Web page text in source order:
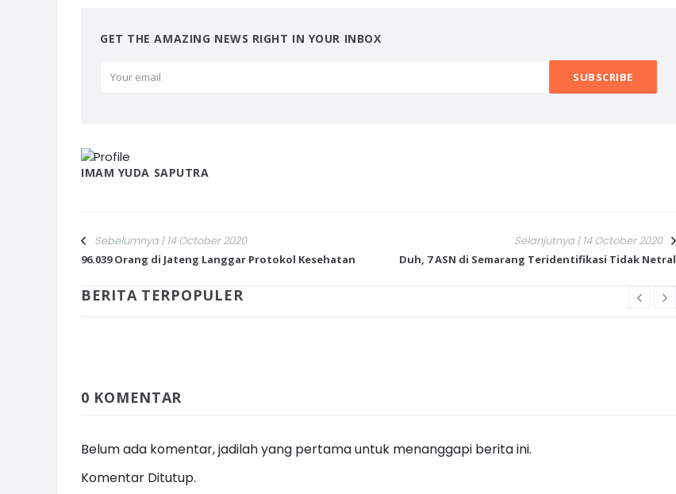
GET THE AMAZING NEWS RIGHT IN YOUR INBOX
IMAM YUDA SAPUTRA
Sebelumnya | 14 October 2020
96.039 Orang di Jateng Langgar Protokol Kesehatan
Selanjutnya | 14 October 2020
Duh, 7 ASN di Semarang Teridentifikasi Tidak Netral
BERITA TERPOPULER
0 KOMENTAR
Belum ada komentar, jadilah yang pertama untuk menanggapi berita ini.
Komentar Ditutup.